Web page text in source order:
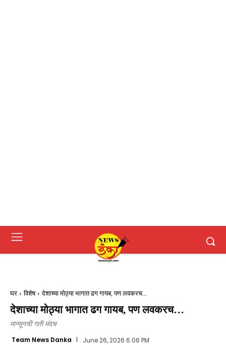
घर विशेष देशाच्या मोठ्या भागात ढग गायब, पण लवकरच...
देशाच्या मोठ्या भागात ढग गायब, पण लवकरच…
मान्सूनची गती मंदच
Team News Danka June 26, 2026 6:06 PM